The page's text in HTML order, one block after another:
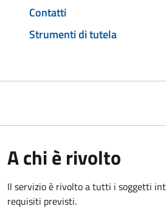
Contatti
Strumenti di tutela
A chi è rivolto
Il servizio è rivolto a tutti i soggetti
requisiti previsti.